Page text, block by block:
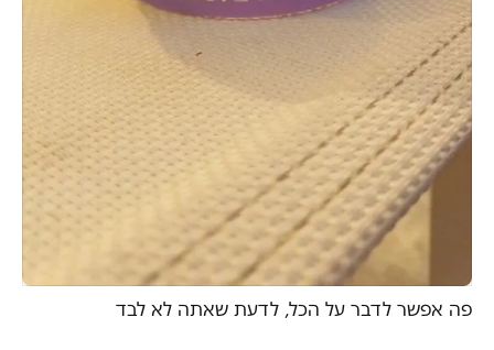
פה אפשר לדבר על הכל, לדעת שאתה לא לבד